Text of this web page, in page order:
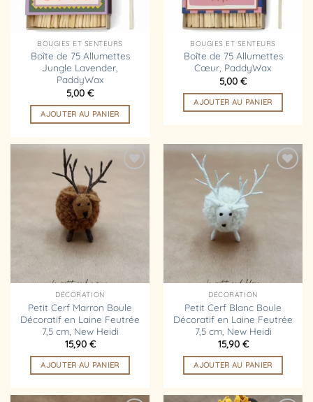
BOUGIES ET SENTEURS
Boîte de 75 Allumettes
Jungle Lavender,
PaddyWax
5,00 €
AJOUTER AU PANIER
BOUGIES ET SENTEURS
Boîte de 75 Allumettes
Cœur, PaddyWax
5,00 €
AJOUTER AU PANIER
DÉCORATION
Petit Cerf Marron Boule
Décoratif en Laine Feutrée
7,5 cm, New Heidi
15,90 €
AJOUTER AU PANIER
DÉCORATION
Petit Cerf Blanc Boule
Décoratif en Laine Feutrée
7,5 cm, New Heidi
15,90 €
AJOUTER AU PANIER